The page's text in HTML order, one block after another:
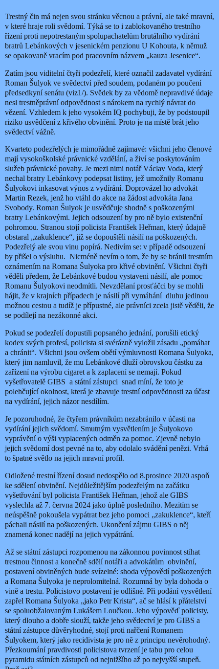
Trestný čin má nejen svou stránku věcnou a právní, ale také mravní,
v které hraje roli svědomí. Týká se to i zablokovaného trestního
řízení proti nepotrestaným spolupachatelům brutálního vydírání
bratrů Lebánkových v jesenickém penzionu U Kohouta, k němuž
se opakovaně vracím pod pracovním názvem „kauza Jesenice“.
Zatím jsou viditelní čtyři podezřelí, které označil zadavatel vydírání
Roman Šulyok ve svědectví před soudem, podaném po poučení
předsedkyní senátu (viz1/). Svědek by za vědomě nepravdivé údaje
nesl trestněprávní odpovědnost s nárokem na rychlý návrat do
vězení. Vzhledem k jeho vysokém IQ pochybuji, že by podstoupil
riziko usvědčení z křivého obvinění. Proto je na místě brát jeho
svědectví vážně.
Kvarteto podezřelých je mimořádně zajímavé: všichni jeho členové
mají vysokoškolské právnické vzdělání, a živí se poskytováním
služeb právnické povahy. Je mezi nimi notář Václav Voda, který
nechal bratry Lebánkovy podepsat listiny, jež umožnily Romanu
Šulyokovi inkasovat výnos z vydírání. Doprovázel ho advokát
Martin Rezek, jenž ho vtáhl do akce na žádost advokáta Jana
Svobody. Roman Šulyok je usvědčuje shodně s poškozenými
bratry Lebánkovými. Jejich odsouzení by pro ně bylo existenční
pohromou. Stranou stojí policista František Heřman, který údajně
obstaral „zakuklence“, již se dopouštěli násilí na poškozených.
Podezřelý ale svou vinu popírá. Nedivím se: v případě odsouzení
by přišel o výsluhu. Nicméně nevím o tom, že by se bránil trestním
oznámením na Romana Šulyoka pro křivé obvinění. Všichni čtyři
věděli předem, že Lebánkové budou vystaveni násilí, ale pomoc
Romanu Šulyokovi neodmítli. Nevzdělaní prosťáčci by se mohli
hájit, že v krajních případech je násilí při vymáhání dluhu jedinou
možnou cestou a tudíž je přípustné, ale právníci zcela jistě věděli, že
se podílejí na nezákonné akci.
Pokud se podezřelí dopustili popsaného jednání, porušili etický
kodex svých profesí, policista si svérázně vyložil zásadu „pomáhat
a chránit“. Všichni jsou ovšem obětí výmluvnosti Romana Šulyoka,
který jim namluvil, že mu Lebánkové dluží obrovskou částku za
zařízení na výrobu cigaret a k zaplacení se nemají. Pokud
vyšetřovatelě GIBS a státní zástupci snad míní, že toto je
polehčující okolnost, která je zbavuje trestní odpovědnosti za účast
na vydírání, jejich názor nesdílím.
Je pozoruhodné, že čtyřem právníkům nezabránilo v účasti na
vydírání jejich svědomí. Smutným vysvětlením je Šulyokovo
vyprávění o výši vyplacených odměn za pomoc. Zjevně nebylo
jejich svědomí dost pevné na to, aby odolalo svádění penězi. Vrhá
to špatné světlo na jejich mravní profil.
Odložené trestní řízení dosud nedospělo od 8.prosince 2020 aspoň
ke sdělení obvinění. Nejdůležitějším podezřelým na začátku
vyšetřování byl policista František Heřman, jehož ale GIBS
vyslechla až 7. června 2024 jako úplně posledního. Mezitím se
neúspěšně pokoušela vypátrat bez jeho pomoci „zakuklence“, kteří
páchali násilí na poškozených. Ukončení zájmu GIBS o něj
znamená konec nadějí na jejich vypátrání.
Až se státní zástupci rozpomenou na zákonnou povinnost stíhat
trestnou činnost a konečně sdělí notáři a advokátům obvinění,
postavení obviněných bude svízelné: shoda výpovědí poškozených
a Romana Šulyoka je neprolomitelná. Rozumná by byla dohoda o
vině a trestu. Policistovo postavení je odlišné. Při podání vysvětlení
zapřel Romana Šulyoka „jako Petr Krista“, ač se hlásí k přátelství
se spoluobžalovaným Lukášem Loučkou. Jeho výpověď policisty,
který dlouho a dobře slouží, takže jeho svědectví je pro GIBS a
státní zástupce důvěryhodné, stojí proti nařčení Romanem
Šulyokem, který jako recidivista je pro ně z principu nevěrohodný.
Přezkoumání pravdivosti policistova tvrzení je tabu pro celou
pyramidu státních zástupců od nejnižšího až po nejvyšší stupeň.